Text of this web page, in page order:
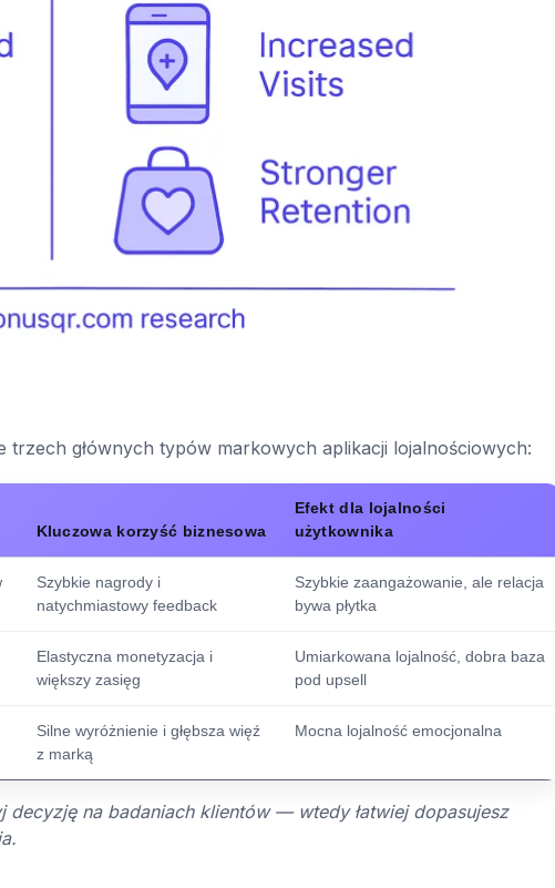
głównych typów markowych aplikacji lojalnościowych:
Kluczowa korzyść biznesowa
Efekt dla lojalności
użytkownika
Szybkie nagrody i
natychmiastowy feedback
Szybkie zaangażowanie, ale relacja
bywa płytka
Elastyczna monetyzacja i
większy zasięg
Umiarkowana lojalność, dobra baza
pod upsell
Silne wyróżnienie i głębsza więź
z marką
Mocna lojalność emocjonalna
na badaniach klientów — wtedy łatwiej dopasujesz